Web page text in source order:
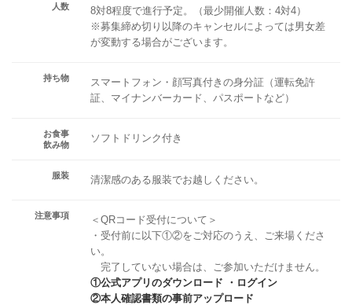
人数
8対8程度で進行予定。（最少開催人数：4対4）
※募集締め切り以降のキャンセルによっては男女差
が変動する場合がございます。
持ち物
スマートフォン・顔写真付きの身分証（運転免許
証、マイナンバーカード、パスポートなど）
お食事
飲み物
ソフトドリンク付き
服装 清潔感のある服装でお越しください。
注意事項
＜QRコード受付について＞
・受付前に以下①②をご対応のうえ、ご来場くださ
い。
完了していない場合は、ご参加いただけません。
①公式アプリのダウンロード ・ログイン
②本人確認書類の事前アップロード